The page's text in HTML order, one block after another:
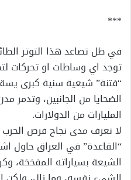
***
في ظل تصاعد هذا التوتر
توجد اي وساطات او تحركات
“فتنة” شيعية سنية كبرى
الضحايا من الجانبين، وتدمر
المليارات من الدولارات.
لا نعرف مدى نجاح فرص
“القاعدة” في العراق حاول
الشيعة بسياراته المفخخة،